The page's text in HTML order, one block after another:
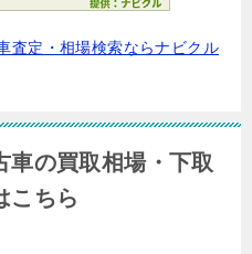
査定・相場検索ならナビクル
車の買取相場・下取
こちら